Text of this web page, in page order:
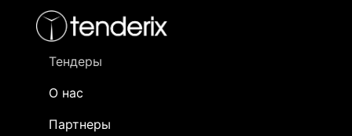
Тендеры
О нас
Партнеры
- активный лот
- сохраненный лот (не опубликован)